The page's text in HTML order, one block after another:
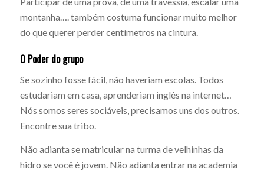
montanha…. também costuma funcionar muito melhor
do que querer perder centímetros na cintura.
O Poder do grupo
Se sozinho fosse fácil, não haveriam escolas. Todos
estudariam em casa, aprenderiam inglês na internet…
Nós somos seres sociáveis, precisamos uns dos outros.
Encontre sua tribo.
Não adianta se matricular na turma de velhinhas da
hidro se você é jovem. Não adianta entrar na academia